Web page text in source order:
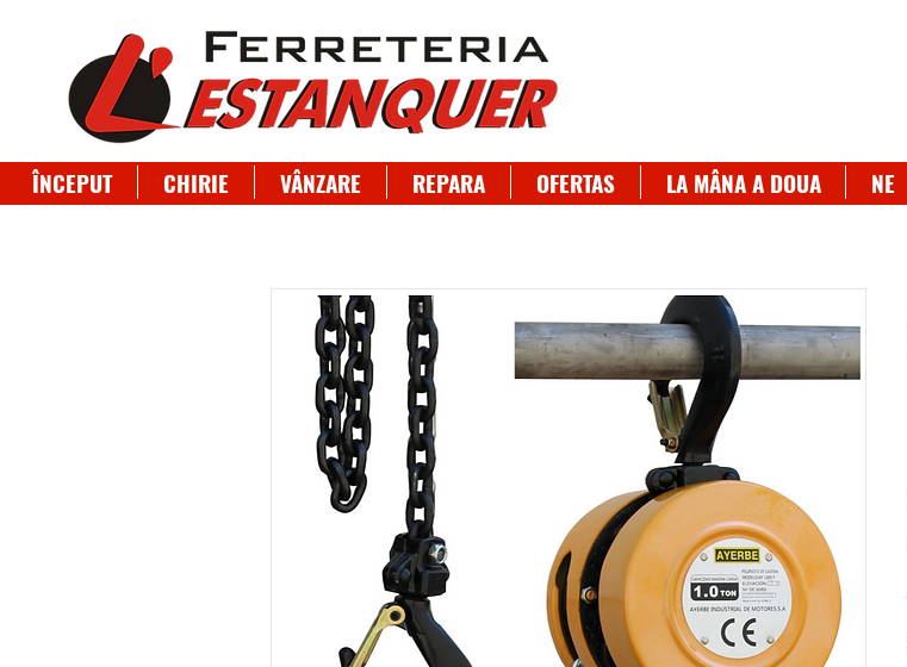
ÎNCEPUT CHIRIE VÂNZARE REPARA OFERTAS LA MÂNA A DOUA NE